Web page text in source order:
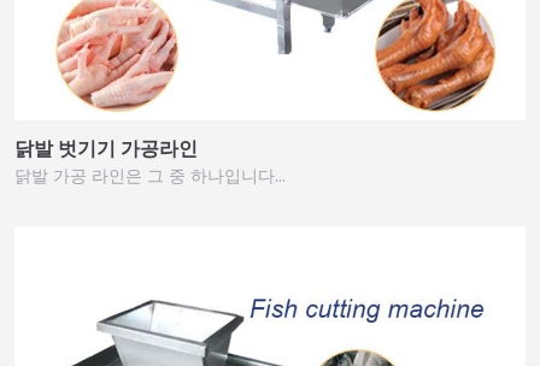
닭발 벗기기 가공라인
닭발 가공 라인은 그 중 하나입니다…